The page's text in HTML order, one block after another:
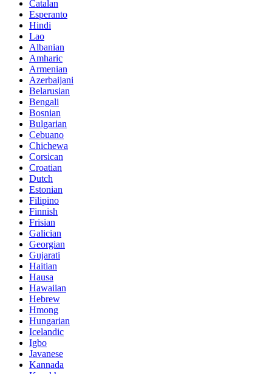
Catalan
Esperanto
Hindi
Lao
Albanian
Amharic
Armenian
Azerbaijani
Belarusian
Bengali
Bosnian
Bulgarian
Cebuano
Chichewa
Corsican
Croatian
Dutch
Estonian
Filipino
Finnish
Frisian
Galician
Georgian
Gujarati
Haitian
Hausa
Hawaiian
Hebrew
Hmong
Hungarian
Icelandic
Igbo
Javanese
Kannada